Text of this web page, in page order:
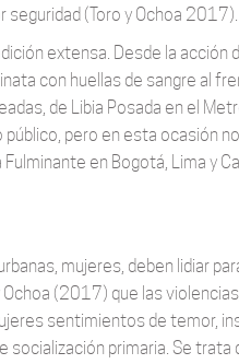
(Toro y Ochoa 2017).
extensa. Desde la acción
con huellas de sangre al
de Libia Posada en el
pero en esta ocasión
en Bogotá, Lima y
mujeres, deben lidiar
(2017) que las
sentimientos de temor,
socialización primaria. Se